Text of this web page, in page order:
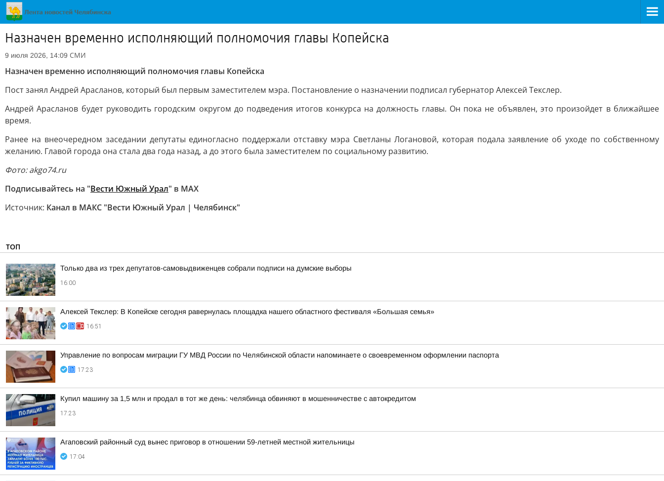
Назначен временно исполняющий полномочия главы Копейска
9 июля 2026, 14:09 СМИ
Назначен временно исполняющий полномочия главы Копейска
Пост занял Андрей Арасланов, который был первым заместителем мэра. Постановление о назначении подписал губернатор Алексей Текслер.
Андрей Арасланов будет руководить городским округом до подведения итогов конкурса на должность главы. Он пока не объявлен, это произойдет в ближайшее
время.
Ранее на внеочередном заседании депутаты единогласно поддержали отставку мэра Светланы Логановой, которая подала заявление об уходе по собственному
желанию. Главой города она стала два года назад, а до этого была заместителем по социальному развитию.
Фото: akgo74.ru
Подписывайтесь на "Вести Южный Урал" в MAХ
Источник: Канал в МАКС "Вести Южный Урал | Челябинск"
ТОП
Только два из трех депутатов-самовыдвиженцев собрали подписи на думские выборы
16:00
Алексей Текслер: В Копейске сегодня равернулась площадка нашего областного фестиваля «Большая семья»
16:51
Управление по вопросам миграции ГУ МВД России по Челябинской области напоминаете о своевременном оформлении паспорта
17:23
Купил машину за 1,5 млн и продал в тот же день: челябинца обвиняют в мошенничестве с автокредитом
17:23
Агаповский районный суд вынес приговор в отношении 59-летней местной жительницы
17:04